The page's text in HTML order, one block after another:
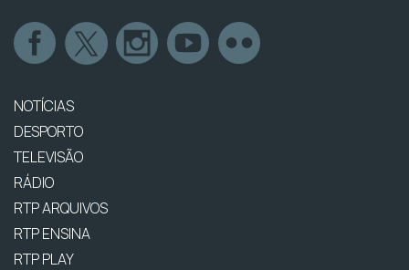
NOTÍCIAS
DESPORTO
TELEVISÃO
RÁDIO
RTP ARQUIVOS
RTP ENSINA
RTP PLAY